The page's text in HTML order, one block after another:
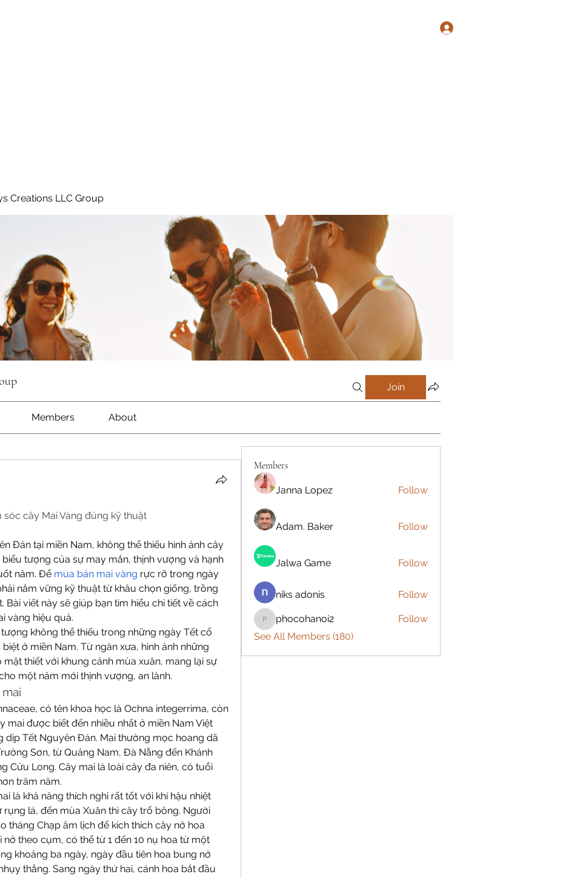
Creations LLC Group
Join
Members About
cây Mai Vàng đúng kỹ thuật
Đán tại miền Nam, không thể thiếu hình ảnh cây
tượng của sự may mắn, thịnh vượng và hạnh
năm. Để mua bán mai vàng rực rỡ trong ngày
nắm vững kỹ thuật từ khâu chọn giống, trồng
Bài viết này sẽ giúp bạn tìm hiểu chi tiết về cách
vàng hiệu quả.
không thể thiếu trong những ngày Tết cổ
ở miền Nam. Từ ngàn xưa, hình ảnh những
thiết với khung cảnh mùa xuân, mang lại sự
một năm mới thịnh vượng, an lành.
có tên khoa học là Ochna integerrima, còn
mai được biết đến nhiều nhất ở miền Nam Việt
dịp Tết Nguyên Đán. Mai thường mọc hoang dã
Sơn, từ Quảng Nam, Đà Nẵng đến Khánh
Cửu Long. Cây mai là loài cây đa niên, có tuổi
trăm năm.
là khả năng thích nghi rất tốt với khí hậu nhiệt
lá, đến mùa Xuân thì cây trổ bông. Người
tháng Chạp âm lịch để kích thích cây nở hoa
theo cụm, có thể từ 1 đến 10 nụ hoa từ một
khoảng ba ngày, ngày đầu tiên hoa bung nở
thẳng. Sang ngày thứ hai, cánh hoa bắt đầu
Members
Janna Lopez Follow
Adam. Baker Follow
Jalwa Game Follow
niks adonis Follow
phocohanoi2
phocohanoi2
Follow
See All Members (180)